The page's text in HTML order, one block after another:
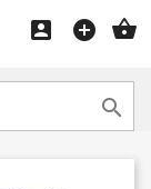

 
